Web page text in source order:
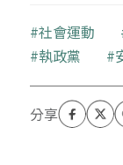
華，因此只好
一些風花雪月
部落格：
關鍵字
社會運動
執政黨